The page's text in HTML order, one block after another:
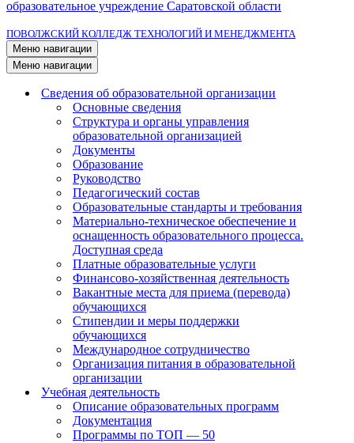
образовательное учреждение Саратовской области
ПОВОЛЖСКИЙ КОЛЛЕДЖ ТЕХНОЛОГИЙ И МЕНЕДЖМЕНТА
Меню навигации
Меню навигации
Сведения об образовательной организации
Основные сведения
Структура и органы управления
образовательной организацией
Документы
Образование
Руководство
Педагогический состав
Образовательные стандарты и требования
Материально-техническое обеспечение и
оснащенность образовательного процесса.
Доступная среда
Платные образовательные услуги
Финансово-хозяйственная деятельность
Вакантные места для приема (перевода)
обучающихся
Стипендии и меры поддержки
обучающихся
Международное сотрудничество
Организация питания в образовательной
организации
Учебная деятельность
Описание образовательных программ
Документация
Программы по ТОП — 50